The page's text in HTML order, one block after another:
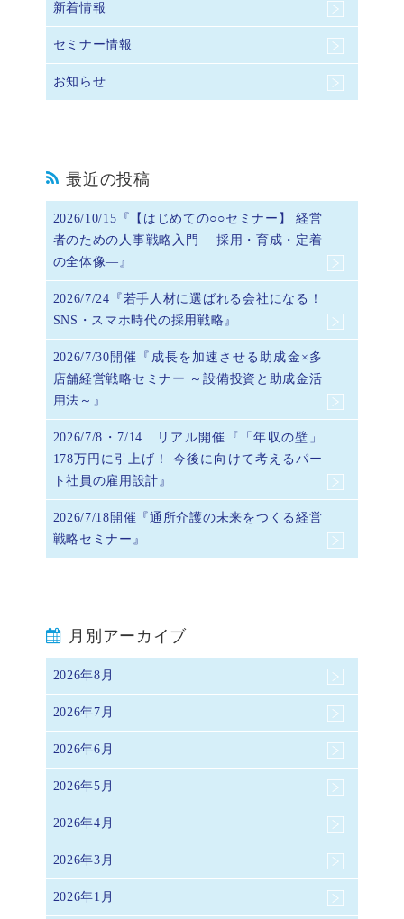
新着情報
セミナー情報
お知らせ
最近の投稿
2026/10/15『【はじめての○○セミナー】 経営
者のための人事戦略入門 ―採用・育成・定着
の全体像―』
2026/7/24『若手人材に選ばれる会社になる！
SNS・スマホ時代の採用戦略』
2026/7/30開催『成長を加速させる助成金×多
店舗経営戦略セミナー ～設備投資と助成金活
用法～』
2026/7/8・7/14 リアル開催『「年収の壁」
178万円に引上げ！ 今後に向けて考えるパー
ト社員の雇用設計』
2026/7/18開催『通所介護の未来をつくる経営
戦略セミナー』
月別アーカイブ
2026年8月
2026年7月
2026年6月
2026年5月
2026年4月
2026年3月
2026年1月